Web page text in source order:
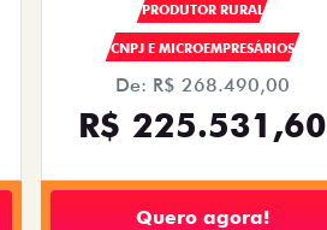
PRODUTOR RURAL
CNPJ E MICROEMPRESÁRIOS
De: R$ 268.490,00
R$ 225.531,60
Quero agora!